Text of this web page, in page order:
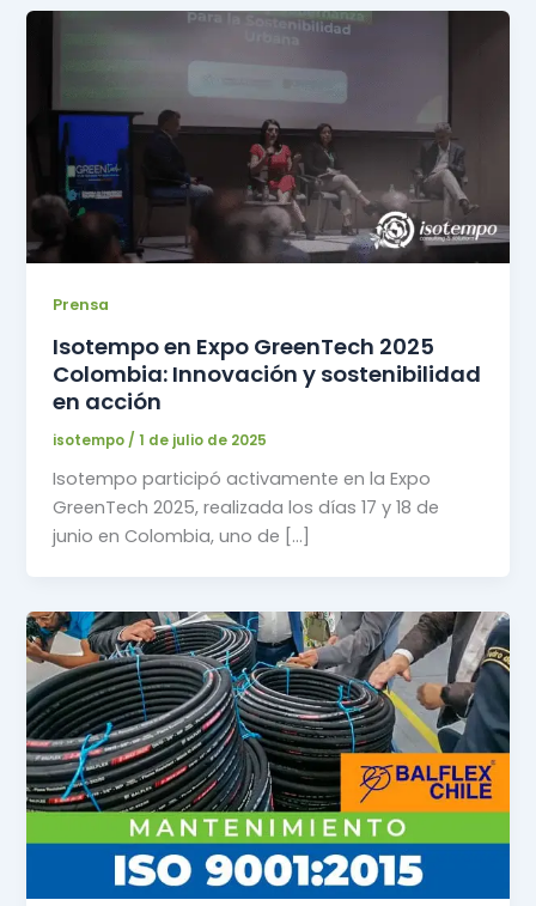
Prensa
Isotempo en Expo GreenTech 2025
Colombia: Innovación y sostenibilidad
en acción
isotempo /1 de julio de 2025
Isotempo participó activamente en la Expo
GreenTech 2025, realizada los días 17 y 18 de
junio en Colombia, uno de […]